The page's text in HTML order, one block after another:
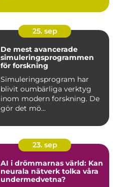
25. sep
De mest avancerade
simuleringsprogrammen
för forskning
Simuleringsprogram har
blivit oumbärliga verktyg
inom modern forskning. De
gör det mö...
23. sep
AI i drömmarnas värld: Kan
neurala nätverk tolka våra
undermedvetna?